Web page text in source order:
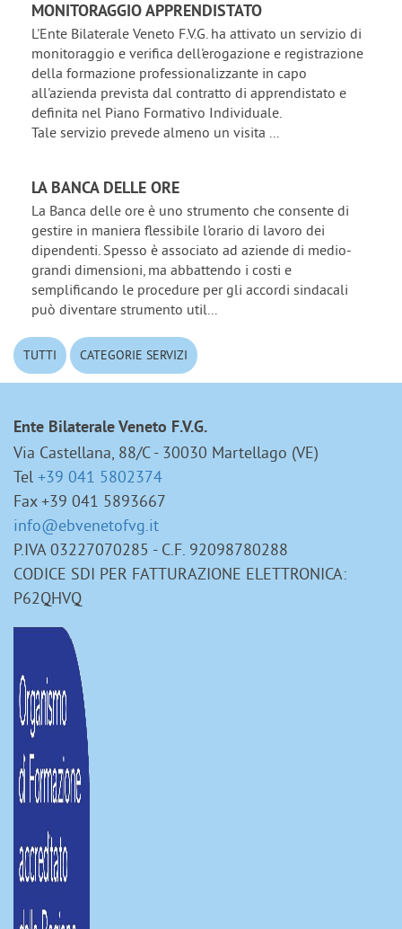
MONITORAGGIO APPRENDISTATO
L'Ente Bilaterale Veneto F.V.G. ha attivato un servizio di
monitoraggio e verifica dell'erogazione e registrazione
della formazione professionalizzante in capo
all'azienda prevista dal contratto di apprendistato e
definita nel Piano Formativo Individuale.
Tale servizio prevede almeno un visita ...
LA BANCA DELLE ORE
La Banca delle ore è uno strumento che consente di
gestire in maniera flessibile l'orario di lavoro dei
dipendenti. Spesso è associato ad aziende di medio-
grandi dimensioni, ma abbattendo i costi e
semplificando le procedure per gli accordi sindacali
può diventare strumento util...
TUTTI CATEGORIE SERVIZI
Ente Bilaterale Veneto F.V.G.
Via Castellana, 88/C - 30030 Martellago (VE)
Tel +39 041 5802374
Fax +39 041 5893667
info@ebvenetofvg.it
P.IVA 03227070285 - C.F. 92098780288
CODICE SDI PER FATTURAZIONE ELETTRONICA:
P62QHVQ